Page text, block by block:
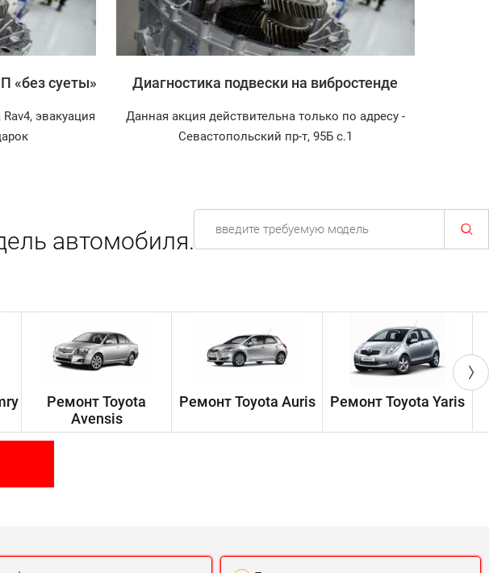
«без суеты»
эвакуация
Диагностика подвески на вибростенде
Данная акция действительна только по адресу -
Севастопольский пр-т, 95Б с.1
автомобиля.
Ремонт Toyota
Avensis
Ремонт Toyota Auris Ремонт Toyota Yaris